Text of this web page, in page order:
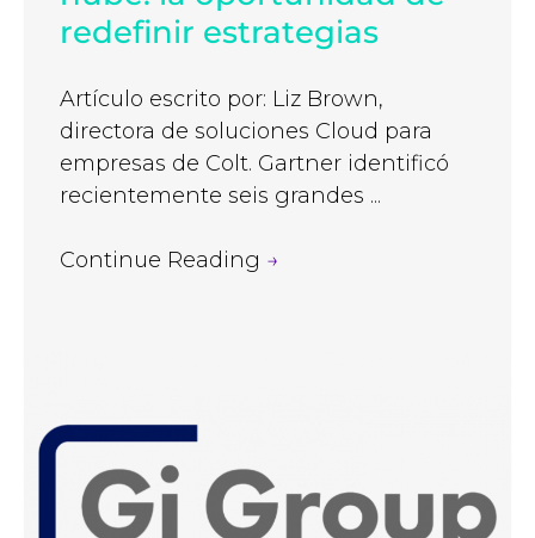
redefinir estrategias
Artículo escrito por: Liz Brown,
directora de soluciones Cloud para
empresas de Colt. Gartner identificó
recientemente seis grandes ...
Continue Reading →